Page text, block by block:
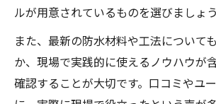
ルが用意されているものを選びましょう
また、最新の防水材料や工法について
か、現場で実践的に使えるノウハウが
確認することが大切です。口コミやユ